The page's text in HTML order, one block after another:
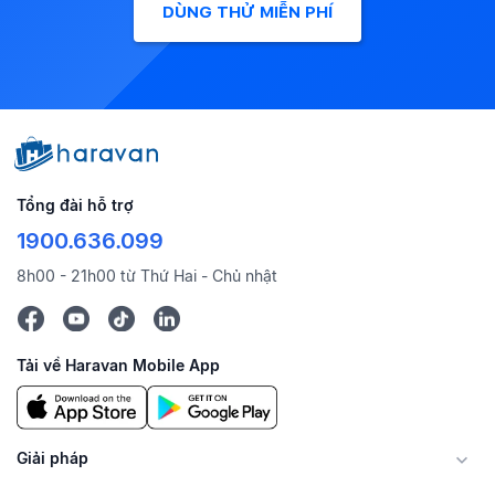
DÙNG THỬ MIỄN PHÍ
Tổng đài hỗ trợ
1900.636.099
8h00 - 21h00 từ Thứ Hai - Chủ nhật
Tải về Haravan Mobile App
Giải pháp